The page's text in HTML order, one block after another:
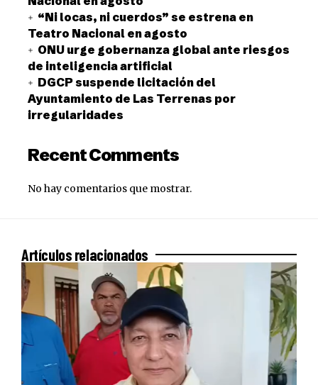
“Ni locas, ni cuerdos” se estrena en
Teatro Nacional en agosto
ONU urge gobernanza global ante riesgos
de inteligencia artificial
DGCP suspende licitación del
Ayuntamiento de Las Terrenas por
irregularidades
Recent Comments
No hay comentarios que mostrar.
Artículos relacionados